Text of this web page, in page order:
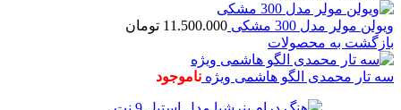
ویولن مولر مدل 300 مشکی 11.500.000 تومان
بازگشت به محصولات
سه تار محمدی الگو هاشمی ویژه ناموجود